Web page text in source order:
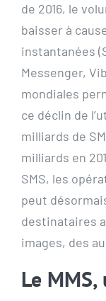
de 2016, le
baisser à
instantanées
Messenger,
mondiales
ce déclin de
milliards de
milliards en
SMS, les
peut
destinataires
images, des
Le